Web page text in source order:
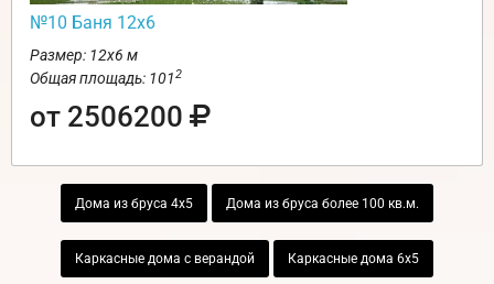
№10 Баня 12х6
Размер: 12х6 м
Общая площадь: 1012
от 2506200
Дома из бруса 4х5 Дома из бруса более 100 кв.м.
Каркасные дома с верандой Каркасные дома 6х5